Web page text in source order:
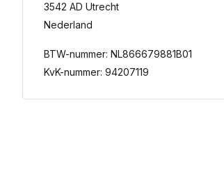
3542 AD Utrecht
Nederland
BTW-nummer: NL866679881B01
KvK-nummer: 94207119